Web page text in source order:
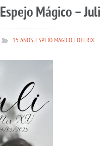
Espejo Mágico – Juli
15 AÑOS,ESPEJO MAGICO,FOTERIX